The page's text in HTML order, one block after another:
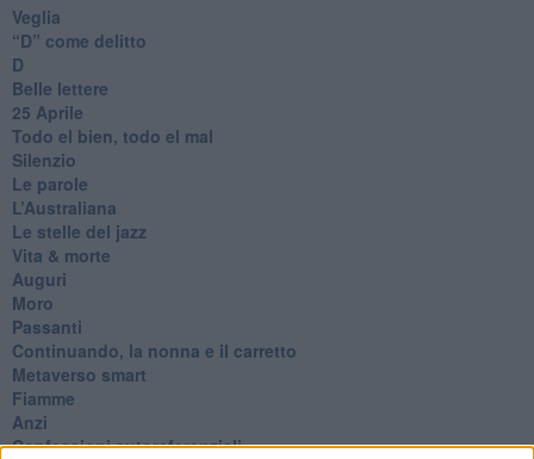
Veglia
​“D” come delitto
D
Belle lettere
25 Aprile
Todo el bien, todo el mal
Silenzio
Le parole
​L’Australiana
Le stelle del jazz
Vita & morte
Auguri
Moro
Passanti
Continuando, la nonna e il carretto
Metaverso smart
Fiamme
Anzi
Confessioni autoreferenziali